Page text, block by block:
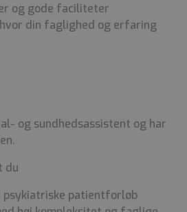
og gode faciliteter
din faglighed og erfaring
og sundhedsassistent og har
du
psykiatriske patientforløb